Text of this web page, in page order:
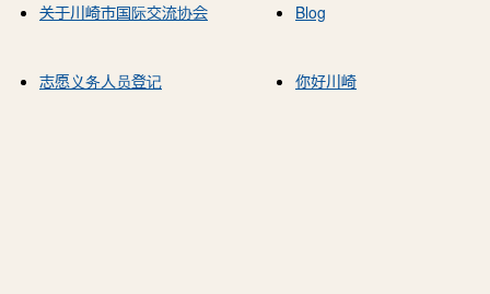
关于川崎市国际交流协会
志愿义务人员登记
Blog
你好川崎